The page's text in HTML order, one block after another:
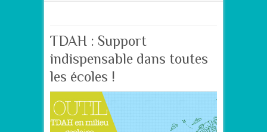
TDAH : Support
indispensable dans toutes
les écoles !